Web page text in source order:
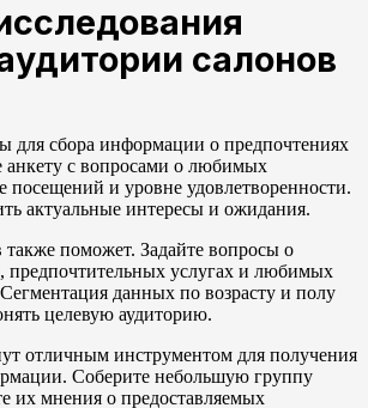
салонов
для сбора информации о предпочтениях
анкету с вопросами о любимых
посещений и уровне удовлетворенности.
актуальные интересы и ожидания.
поможет. Задайте вопросы о
предпочтительных услугах и любимых
данных по возрасту и полу
целевую аудиторию.
отличным инструментом для получения
Соберите небольшую группу
их мнения о предоставляемых